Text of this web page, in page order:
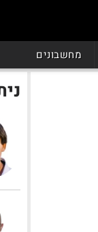
מחשבונים